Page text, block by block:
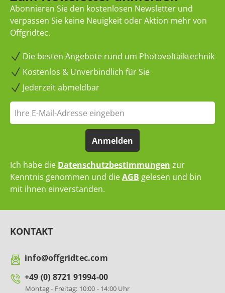
Abonnieren Sie den kostenlosen Newsletter und
verpassen Sie keine Neuigkeit oder Aktion mehr von
Offgridtec.
Die besten Angebote rund um Photovoltaiktechnik
Kostenlos & Unverbindlich für Sie
Jederzeit abmeldbar
Anmelden
Ich habe die Datenschutzbestimmungen zur
Kenntnis genommen und dieAGB gelesen und bin
mit ihnen einverstanden.
KONTAKT
info@offgridtec.com
+49 (0) 8721 91994-00
Montag - Freitag: 10:00 - 14:00 Uhr